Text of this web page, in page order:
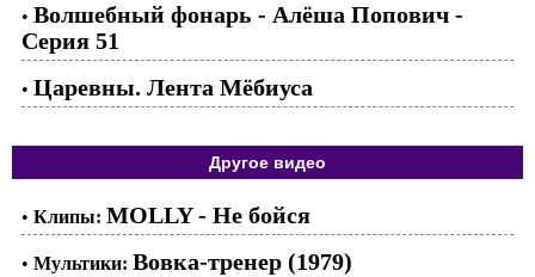
• Волшебный фонарь - Алёша Попович -
Серия 51
• Царевны. Лента Мёбиуса
Другое видео
• Клипы: MOLLY - Не бойся
• Мультики: Вовка-тренер (1979)